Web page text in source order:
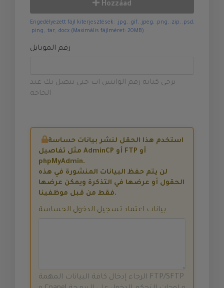
Hozzáad
Engedélyezett fájl kiterjesztések: .jpg, .gif, .jpeg, .png, .zip, .psd,
.ping, .tar, .docx (Maximális fájlméret: 20MB)
رقم الموبايل
يرجى كتابة رقم الواتس اب حتى نتصل بك عند
الحاجة
استخدم هذا الحقل لنشر بيانات حساسة
مثل تفاصيل AdminCP أو FTP أو
phpMyAdmin.
لن يتم حفظ البيانات المنشورة في هذه
الحقول أو عرضها في التذكرة ويمكن عرضها
فقط من قبل موظفينا.
بيانات اعتماد تسجيل الدخول الحساسة
الرجاء إدخال كافة البيانات المهمة FTP/SFTP